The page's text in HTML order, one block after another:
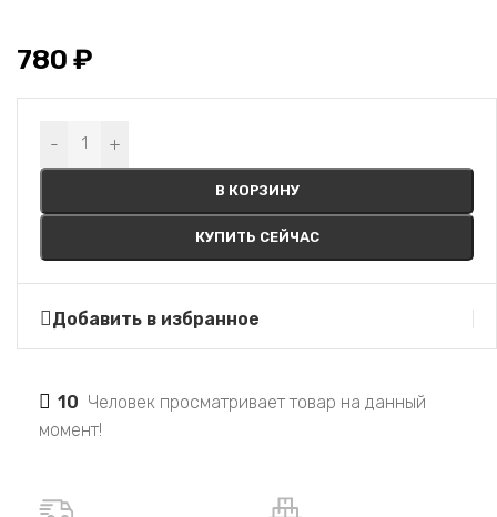
780 ₽
- +
В КОРЗИНУ
КУПИТЬ СЕЙЧАС
Alternative:
Добавить в избранное
10 Человек просматривает товар на данный
момент!